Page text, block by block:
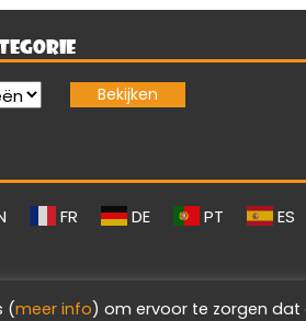
FR DE PT ES
(meer info) om ervoor te zorgen dat